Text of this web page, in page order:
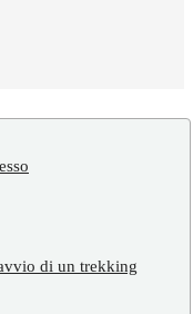
di un trekking